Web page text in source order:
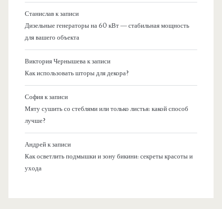
Станиславк записи
Дизельные генераторы на 60 кВт — стабильная мощность
для вашего объекта
Виктория Чернышевак записи
Как использовать шторы для декора?
Софияк записи
Мяту сушить со стеблями или только листья: какой способ
лучше?
Андрейк записи
Как осветлить подмышки и зону бикини: секреты красоты и
ухода